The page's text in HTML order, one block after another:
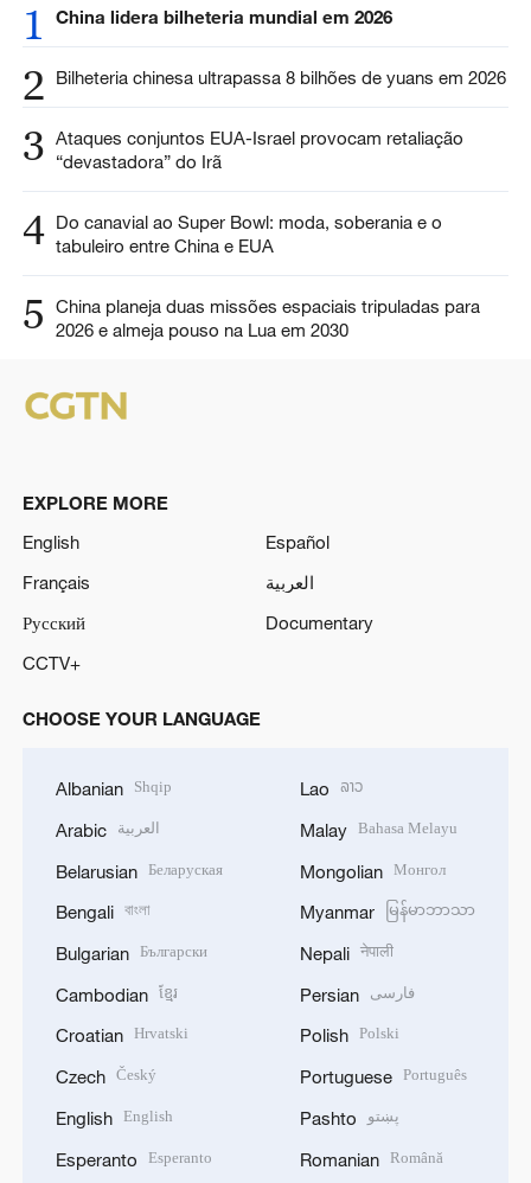
1 China lidera bilheteria mundial em 2026
2 Bilheteria chinesa ultrapassa 8 bilhões de yuans em 2026
3 Ataques conjuntos EUA-Israel provocam retaliação
“devastadora” do Irã
4 Do canavial ao Super Bowl: moda, soberania e o
tabuleiro entre China e EUA
5
China planeja duas missões espaciais tripuladas para
2026 e almeja pouso na Lua em 2030
EXPLORE MORE
English
Español
Français
العربية
Русский
Documentary
CCTV+
CHOOSE YOUR LANGUAGE
Albanian Shqip
Arabic العربية
Belarusian Беларуская
Bengali বাংলা
Bulgarian Български
Cambodian ខ្មែរ
Croatian Hrvatski
Czech Český
English English
Esperanto Esperanto
Lao ລາວ
Malay Bahasa Melayu
Mongolian Монгол
Myanmar မြန်မာဘာသာ
Nepali नेपाली
Persian فارسی
Polish Polski
Portuguese Português
Pashto پښتو
Romanian Română